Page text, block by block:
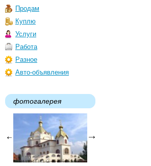
Продам
Куплю
Услуги
Работа
Разное
Авто-объявления
фотогалерея